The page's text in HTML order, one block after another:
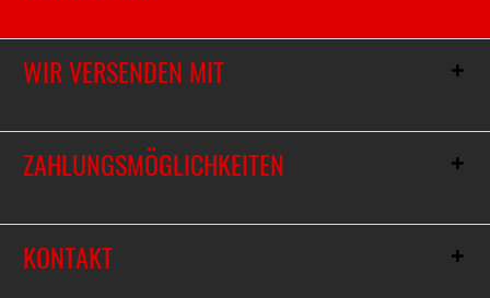
WIR VERSENDEN MIT
ZAHLUNGSMÖGLICHKEITEN
KONTAKT